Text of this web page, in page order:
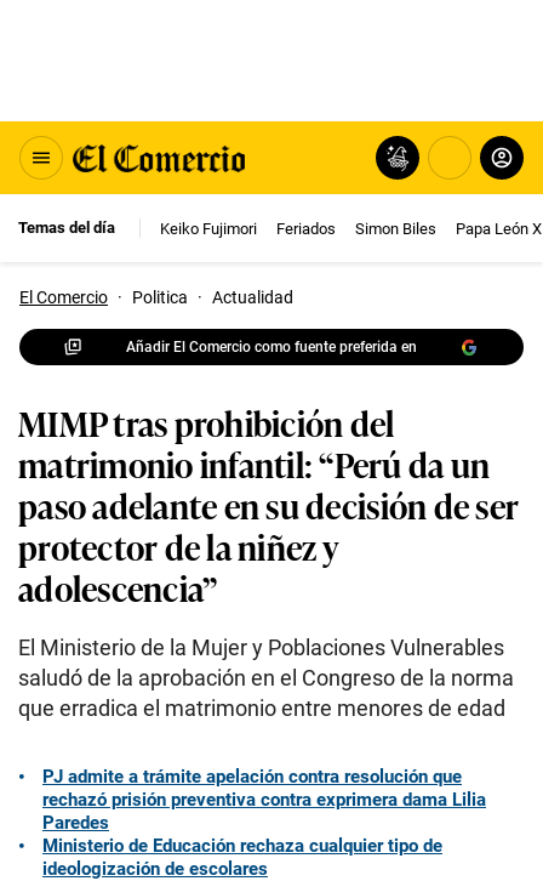
Temas del día Keiko Fujimori Feriados Simon Biles Papa León
El Comercio · Politica · Actualidad
Añadir El Comercio como fuente preferida en
MIMP tras prohibición del
matrimonio infantil: “Perú da un
paso adelante en su decisión de ser
protector de la niñez y
adolescencia”
El Ministerio de la Mujer y Poblaciones Vulnerables
saludó de la aprobación en el Congreso de la norma
que erradica el matrimonio entre menores de edad
PJ admite a trámite apelación contra resolución que
rechazó prisión preventiva contra exprimera dama Lilia
Paredes
Ministerio de Educación rechaza cualquier tipo de
ideologización de escolares